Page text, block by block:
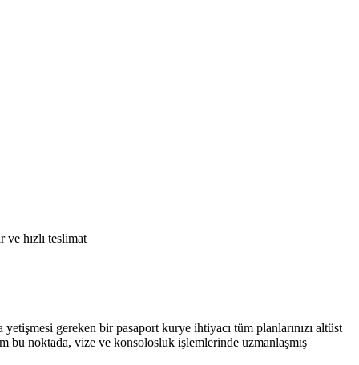
hızlı teslimat
gereken bir pasaport kurye ihtiyacı tüm planlarınızı altüst
bu noktada, vize ve konsolosluk işlemlerinde uzmanlaşmış